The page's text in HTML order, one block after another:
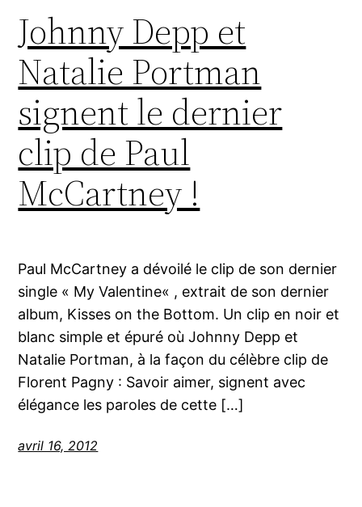
Johnny Depp et
Natalie Portman
signent le dernier
clip de Paul
McCartney !
Paul McCartney a dévoilé le clip de son dernier
single « My Valentine« , extrait de son dernier
album, Kisses on the Bottom. Un clip en noir et
blanc simple et épuré où Johnny Depp et
Natalie Portman, à la façon du célèbre clip de
Florent Pagny : Savoir aimer, signent avec
élégance les paroles de cette […]
avril 16, 2012